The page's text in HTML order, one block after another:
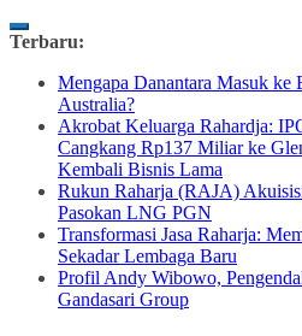
Skip
content
Terbaru:
Mengapa Danantara Masuk
Australia?
Akrobat Keluarga Rahardja:
Cangkang Rp137 Miliar ke
Kembali Bisnis Lama
Rukun Raharja (RAJA)
Pasokan LNG PGN
Transformasi Jasa Raharja:
Sekadar Lembaga Baru
Profil Andy Wibowo,
Gandasari Group